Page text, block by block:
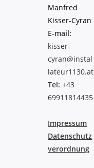
Manfred
Kisser-Cyran
E-mail:
kisser-
cyran@instal
lateur1130.at
Tel:+43
69911814435
Impressum
Datenschutz
verordnung